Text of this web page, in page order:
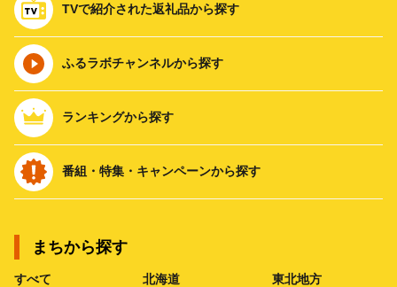
TVで紹介された返礼品から探す
ふるラボチャンネルから探す
ランキングから探す
番組・特集・キャンペーンから探す
まちから探す
すべて 北海道 東北地方